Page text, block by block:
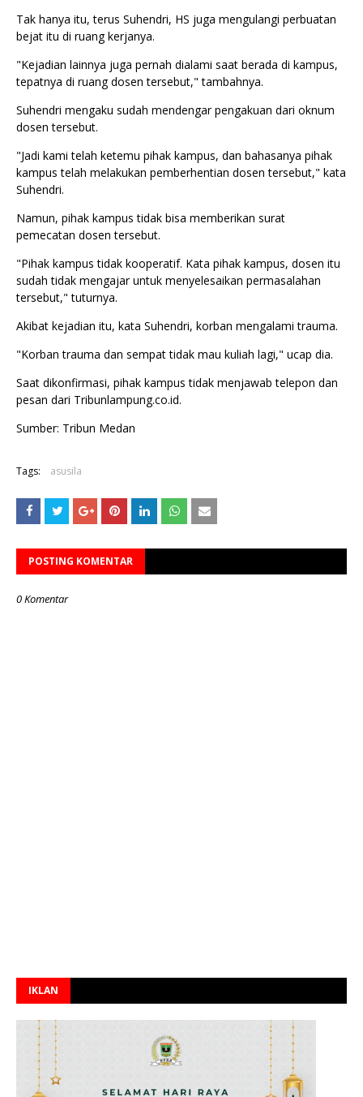
Tak hanya itu, terus Suhendri, HS juga mengulangi perbuatan
bejat itu di ruang kerjanya.
"Kejadian lainnya juga pernah dialami saat berada di kampus,
tepatnya di ruang dosen tersebut," tambahnya.
Suhendri mengaku sudah mendengar pengakuan dari oknum
dosen tersebut.
"Jadi kami telah ketemu pihak kampus, dan bahasanya pihak
kampus telah melakukan pemberhentian dosen tersebut," kata
Suhendri.
Namun, pihak kampus tidak bisa memberikan surat
pemecatan dosen tersebut.
"Pihak kampus tidak kooperatif. Kata pihak kampus, dosen itu
sudah tidak mengajar untuk menyelesaikan permasalahan
tersebut," tuturnya.
Akibat kejadian itu, kata Suhendri, korban mengalami trauma.
"Korban trauma dan sempat tidak mau kuliah lagi," ucap dia.
Saat dikonfirmasi, pihak kampus tidak menjawab telepon dan
pesan dari Tribunlampung.co.id.
Sumber: Tribun Medan
Tags: asusila
POSTING KOMENTAR
0 Komentar
IKLAN